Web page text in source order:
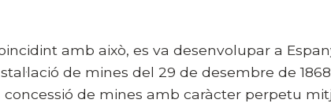
amb això, es va desenvolupar a
de mines del 29 de desembre de
concessió de mines amb caràcter perpetu